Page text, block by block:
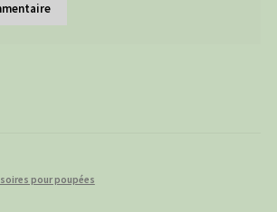
pour poupées